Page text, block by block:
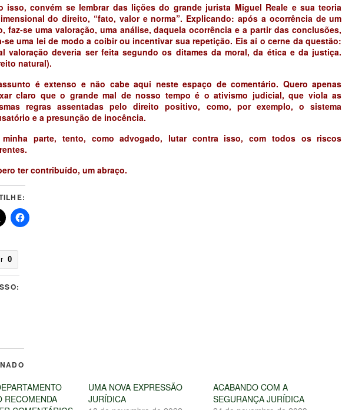
isso, convém se lembrar das lições do grande jurista Miguel Reale e sua teoria
do direito, “fato, valor e norma”. Explicando: após a ocorrência de um
faz-se uma valoração, uma análise, daquela ocorrência e a partir das conclusões,
se uma lei de modo a coibir ou incentivar sua repetição. Eis aí o cerne da questão:
valoração deveria ser feita segundo os ditames da moral, da ética e da justiça.
natural).
é extenso e não cabe aqui neste espaço de comentário. Quero apenas
claro que o grande mal de nosso tempo é o ativismo judicial, que viola as
regras assentadas pelo direito positivo, como, por exemplo, o sistema
e a presunção de inocência.
minha parte, tento, como advogado, lutar contra isso, com todos os riscos
ter contribuído, um abraço.
0
RECOMENDA
UMA NOVA EXPRESSÃO
JURÍDICA
ACABANDO COM A
SEGURANÇA JURÍDICA